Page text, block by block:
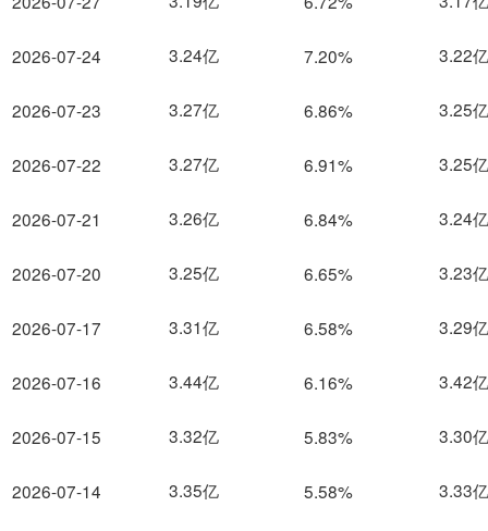
2026-07-24
2026-07-23
2026-07-22
2026-07-21
2026-07-20
2026-07-17
2026-07-16
2026-07-15
2026-07-14
3.24亿 7.20% 3.22亿
3.27亿 6.86% 3.25亿
3.27亿 6.91% 3.25亿
3.26亿 6.84% 3.24亿
3.25亿 6.65% 3.23亿
3.31亿 6.58% 3.29亿
3.44亿 6.16% 3.42亿
3.32亿 5.83% 3.30亿
3.35亿 5.58% 3.33亿